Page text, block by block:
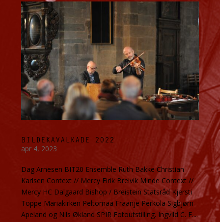
BILDEKAVALKADE 2022
apr 4, 2023
Dag Arnesen BIT20 Ensemble Ruth Bakke Christian
Karlsen Context // Mercy Eirik Breivik Minde Context //
Mercy HC Dalgaard Bishop / Breistein Statsråd Kjersti
Toppe Mariakirken Peltomaa Fraanje Perkola Sigbjørn
Apeland og Nils Økland SPIR Fotoutstilling. Ingvild C. F....